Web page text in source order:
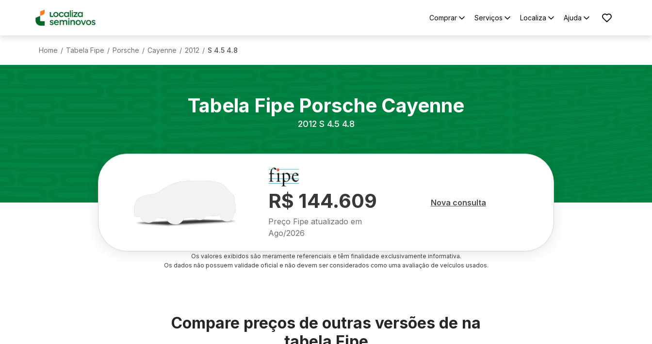
Comprar Serviços Localiza Ajuda
Home / Tabela Fipe / Porsche / Cayenne / 2012 / S 4.5 4.8
Tabela Fipe Porsche Cayenne
2012 S 4.5 4.8
R$ 144.609
Preço Fipe atualizado em
Ago/2026
Nova consulta
Os valores exibidos são meramente referenciais e têm finalidade exclusivamente informativa.
Os dados não possuem validade oficial e não devem ser considerados como uma avaliação de veículos usados.
Compare preços de outras versões de na